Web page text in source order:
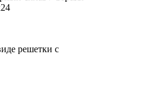
решетки с